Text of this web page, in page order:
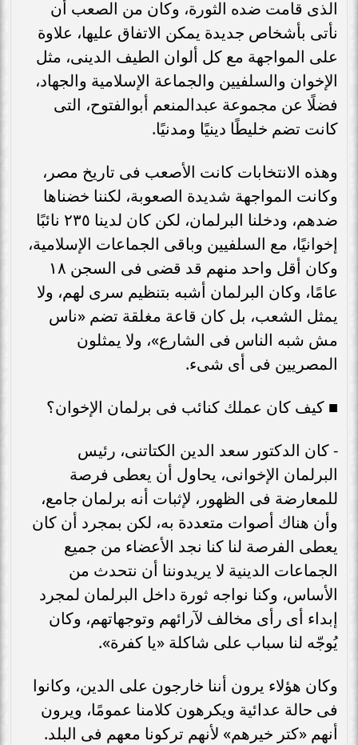
الذى قامت ضده الثورة، وكان من الصعب أن
نأتى بأشخاص جديدة يمكن الاتفاق عليها، علاوة
على المواجهة مع كل ألوان الطيف الدينى، مثل
الإخوان والسلفيين والجماعة الإسلامية والجهاد،
فضلًا عن مجموعة عبدالمنعم أبوالفتوح، التى
كانت تضم خليطًا دينيًا ومدنيًا.
وهذه الانتخابات كانت الأصعب فى تاريخ مصر،
وكانت المواجهة شديدة الصعوبة، لكننا خضناها
ضدهم، ودخلنا البرلمان، لكن كان لدينا ٢٣٥ نائبًا
إخوانيًا، مع السلفيين وباقى الجماعات الإسلامية،
وكان أقل واحد منهم قد قضى فى السجن ١٨
عامًا، وكان البرلمان أشبه بتنظيم سرى لهم، ولا
يمثل الشعب، بل كان قاعة مغلقة تضم «ناس
مش شبه الناس فى الشارع»، ولا يمثلون
المصريين فى أى شىء.
■ كيف كان عملك كنائب فى برلمان الإخوان؟
- كان الدكتور سعد الدين الكتاتنى، رئيس
البرلمان الإخوانى، يحاول أن يعطى فرصة
للمعارضة فى الظهور، لإثبات أنه برلمان جامع،
وأن هناك أصوات متعددة به، لكن بمجرد أن كان
يعطى الفرصة لنا كنا نجد الأعضاء من جميع
الجماعات الدينية لا يريدوننا أن نتحدث من
الأساس، وكنا نواجه ثورة داخل البرلمان لمجرد
إبداء أى رأى مخالف لآرائهم وتوجهاتهم، وكان
يُوجّه لنا سباب على شاكلة «يا كفرة».
وكان هؤلاء يرون أننا خارجون على الدين، وكانوا
فى حالة عدائية ويكرهون كلامنا عمومًا، ويرون
أنهم «كتر خيرهم» لأنهم تركونا معهم فى البلد.